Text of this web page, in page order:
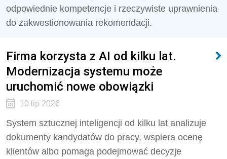
odpowiednie kompetencje i rzeczywiste uprawnienia
do zakwestionowania rekomendacji.
Firma korzysta z AI od kilku lat.
Modernizacja systemu może
uruchomić nowe obowiązki
10 lip 2026
System sztucznej inteligencji od kilku lat analizuje
dokumenty kandydatów do pracy, wspiera ocenę
klientów albo pomaga podejmować decyzje